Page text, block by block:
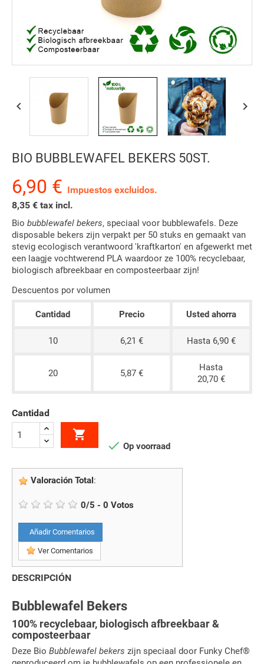
 
BIO BUBBLEWAFEL BEKERS 50ST.
6,90 € Impuestos excluidos.
8,35 € tax incl.
Bio bubblewafel bekers, speciaal voor bubblewafels. Deze
disposable bekers zijn verpakt per 50 stuks en gemaakt van
stevig ecologisch verantwoord 'kraftkarton' en afgewerkt met
een laagje vochtwerend PLA waardoor ze 100% recyclebaar,
biologisch afbreekbaar en composteerbaar zijn!
Descuentos por volumen
Cantidad Precio Usted ahorra
10 6,21 € Hasta 6,90 €
20 5,87 €
Hasta
20,70 €
Cantidad

 Op voorraad
Valoración Total:
0/5 - 0 Votos
Añadir Comentarios
Ver Comentarios
DESCRIPCIÓN
Bubblewafel Bekers
100% recyclebaar, biologisch afbreekbaar &
composteerbaar
Deze Bio Bubblewafel bekers zijn speciaal door Funky Chef®